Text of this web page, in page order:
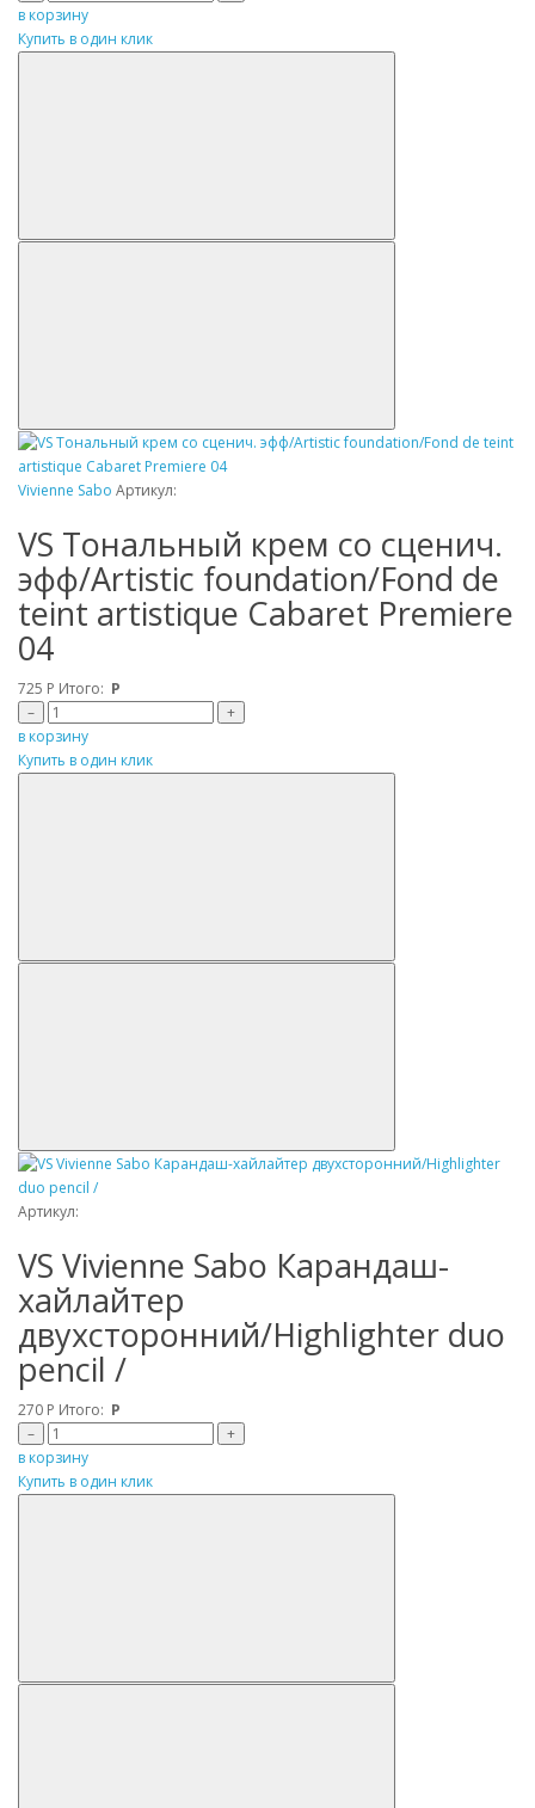
в корзину
Купить в один клик
Vivienne Sabo Артикул:
VS Tональный крем со сценич.
эфф/Artistic foundation/Fond de
teint artistique Cabaret Premiere
04
725 Р Итого: Р
–
+
в корзину
Купить в один клик
Артикул:
VS Vivienne Sabo Карандаш-
хайлайтер
двухсторонний/Highlighter duo
pencil /
270 Р Итого: Р
–
+
в корзину
Купить в один клик